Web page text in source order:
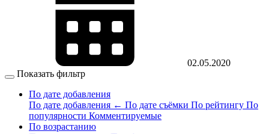
02.05.2020
Показать фильтр
По дате добавления
По дате добавления ← По дате съёмки По рейтингу По
популярности Комментируемые
По возрастанию